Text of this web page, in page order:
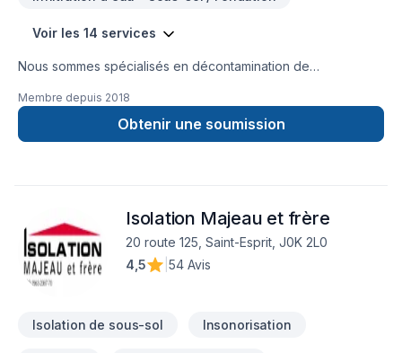
Voir les 14 services
Nous sommes spécialisés en décontamination de
l'isolation. Nous couvrons principalement la Montérégie,
Estrie, Centre du Québec, Grand Montréal, Rive-Nord et
Lanaudière mais aussi, sur demande, dans d'autres régions
agents immobiliers. Nous nous déplaçons gratuitement pour
évaluer sur place vos projets de travaux. N'hésitez pas à
communiquer avec nous pour le meilleur service possible!
Membre depuis 2018
Obtenir une soumission
Isolation Majeau et frère
20 route 125, Saint-Esprit, J0K 2L0
4,5
54 Avis
Isolation de sous-sol Insonorisation